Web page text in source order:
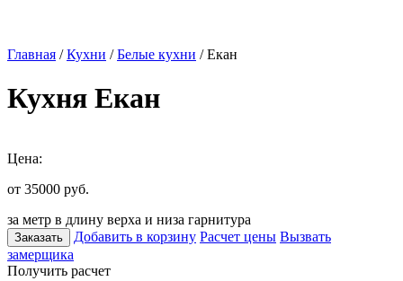
Главная /Кухни /Белые кухни / Екан
Кухня Екан
Цена:
от 35000 руб.
за метр в длину верха и низа гарнитура
Заказать Добавить в корзину Расчет цены Вызвать
замерщика
Получить расчет